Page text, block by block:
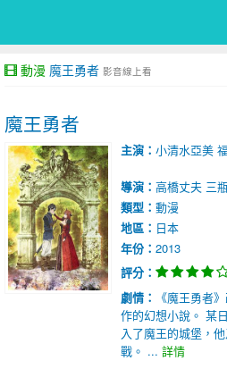
動漫 魔王勇者 影音線上看
魔王勇者
主演： 小清水亞美
導演： 高橋丈夫 三
類型： 動漫
地區： 日本
年份： 2013
評分：
劇情：
《魔王勇者
作的幻想小說。 某
入了魔王的城堡，
戰。 ... 詳情